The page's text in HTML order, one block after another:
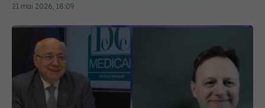
21 mai 2026, 18:09